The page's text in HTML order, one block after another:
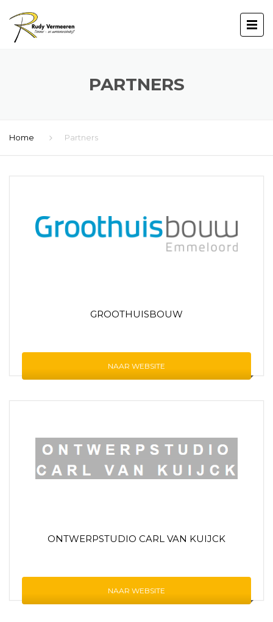
PARTNERS
Home Partners
GROOTHUISBOUW
NAAR WEBSITE
ONTWERPSTUDIO CARL VAN KUIJCK
NAAR WEBSITE